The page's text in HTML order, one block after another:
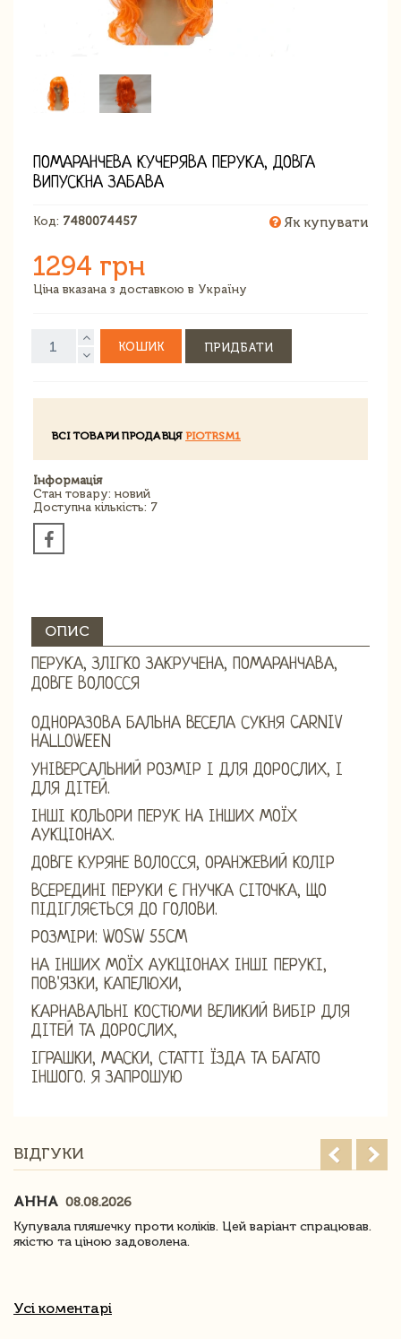
ПОМАРАНЧЕВА КУЧЕРЯВА ПЕРУКА, ДОВГА
ВИПУСКНА ЗАБАВА
Код: 7480074457 Як купувати
1294 грн
Ціна вказана з доставкою в Україну
КОШИК ПРИДБАТИ
ВСІ ТОВАРИ ПРОДАВЦЯ PIOTRSM1
Інформація
Стан товару: новий
Доступна кількість: 7
ОПИС
ПЕРУКА, ЗЛІГКО ЗАКРУЧЕНА, ПОМАРАНЧАВА,
ДОВГЕ ВОЛОССЯ
ОДНОРАЗОВА БАЛЬНА ВЕСЕЛА СУКНЯ CARNIV
HALLOWEEN
УНІВЕРСАЛЬНИЙ РОЗМІР І ДЛЯ ДОРОСЛИХ, І
ДЛЯ ДІТЕЙ.
ІНШІ КОЛЬОРИ ПЕРУК НА ІНШИХ МОЇХ
АУКЦІОНАХ.
ДОВГЕ КУРЯНЕ ВОЛОССЯ, ОРАНЖЕВИЙ КОЛІР
ВСЕРЕДИНІ ПЕРУКИ Є ГНУЧКА СІТОЧКА, ЩО
ПІДІГЛЯЄТЬСЯ ДО ГОЛОВИ.
РОЗМІРИ: WOSW 55CM
НА ІНШИХ МОЇХ АУКЦІОНАХ ІНШІ ПЕРУКІ,
ПОВ'ЯЗКИ, КАПЕЛЮХИ,
КАРНАВАЛЬНІ КОСТЮМИ ВЕЛИКИЙ ВИБІР ДЛЯ
ДІТЕЙ ТА ДОРОСЛИХ,
ІГРАШКИ, МАСКИ, СТАТТІ ЇЗДА ТА БАГАТО
ІНШОГО. Я ЗАПРОШУЮ
ВІДГУКИ
АННА 08.08.2026
Купувала пляшечку проти коліків. Цей варіант спрацював.
якістю та ціною задоволена.
Усі коментарі